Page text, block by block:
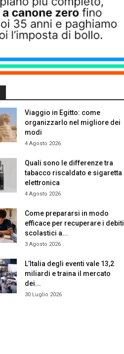
Viaggio in Egitto: come
organizzarlo nel migliore dei
modi
4 Agosto 2026
Quali sono le differenze tra
tabacco riscaldato e sigaretta
elettronica
4 Agosto 2026
Come prepararsi in modo
efficace per recuperare i debiti
scolastici a...
3 Agosto 2026
L’Italia degli eventi vale 13,2
miliardi e traina il mercato
dei...
30 Luglio 2026